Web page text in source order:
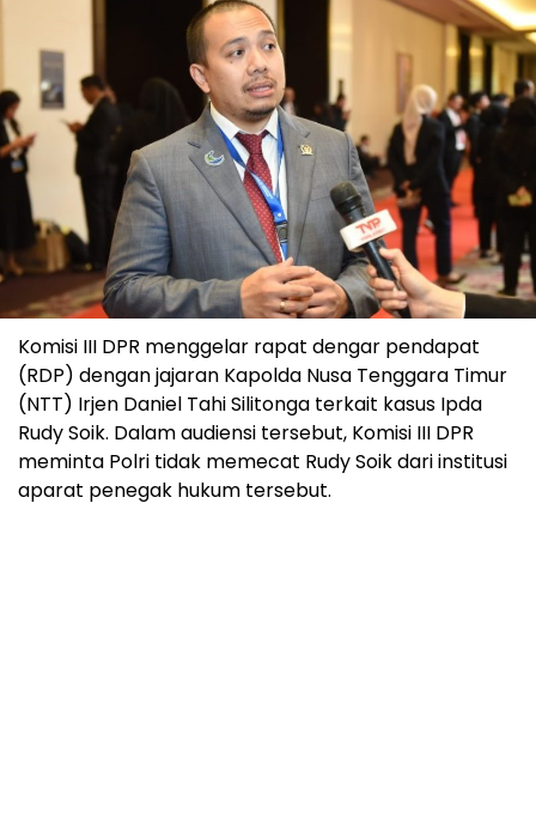
Komisi III DPR menggelar rapat dengar pendapat
(RDP) dengan jajaran Kapolda Nusa Tenggara Timur
(NTT) Irjen Daniel Tahi Silitonga terkait kasus Ipda
Rudy Soik. Dalam audiensi tersebut, Komisi III DPR
meminta Polri tidak memecat Rudy Soik dari institusi
aparat penegak hukum tersebut.